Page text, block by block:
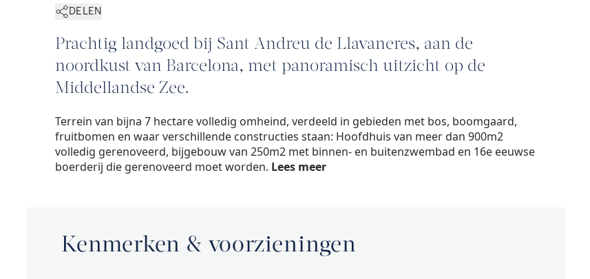
DELEN
Prachtig landgoed bij Sant Andreu de Llavaneres, aan de
noordkust van Barcelona, met panoramisch uitzicht op de
Middellandse Zee.
Terrein van bijna 7 hectare volledig omheind, verdeeld in gebieden met bos, boomgaard,
fruitbomen en waar verschillende constructies staan: Hoofdhuis van meer dan 900m2
volledig gerenoveerd, bijgebouw van 250m2 met binnen- en buitenzwembad en 16e eeuwse
boerderij die gerenoveerd moet worden. Lees meer
Kenmerken & voorzieningen